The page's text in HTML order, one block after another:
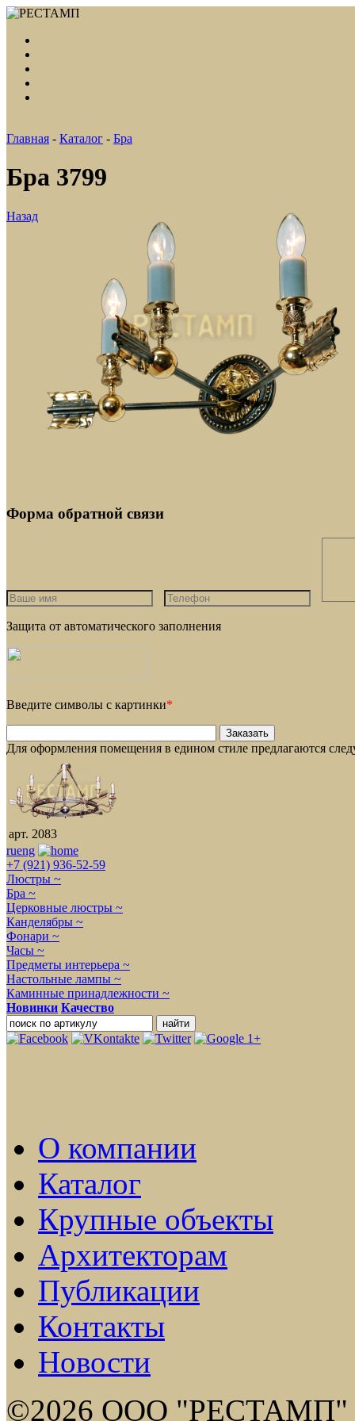
Главная - Каталог - Бра
Бра 3799
Назад
Форма обратной связи
Защита от автоматического заполнения
Введите символы с картинки*
Для оформления помещения в едином стиле предлагаются
арт. 2083
rueng
+7 (921) 936-52-59
Люстры ~
Бра ~
Церковные люстры ~
Канделябры ~
Фонари ~
Часы ~
Предметы интерьера ~
Настольные лампы ~
Каминные принадлежности ~
Новинки Качество
О компании
Каталог
Крупные объекты
Архитекторам
Публикации
Контакты
Новости
©2026 ООО "РЕСТАМП"